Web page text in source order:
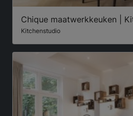
Chique maatwerkkeuken |
Kitchenstudio